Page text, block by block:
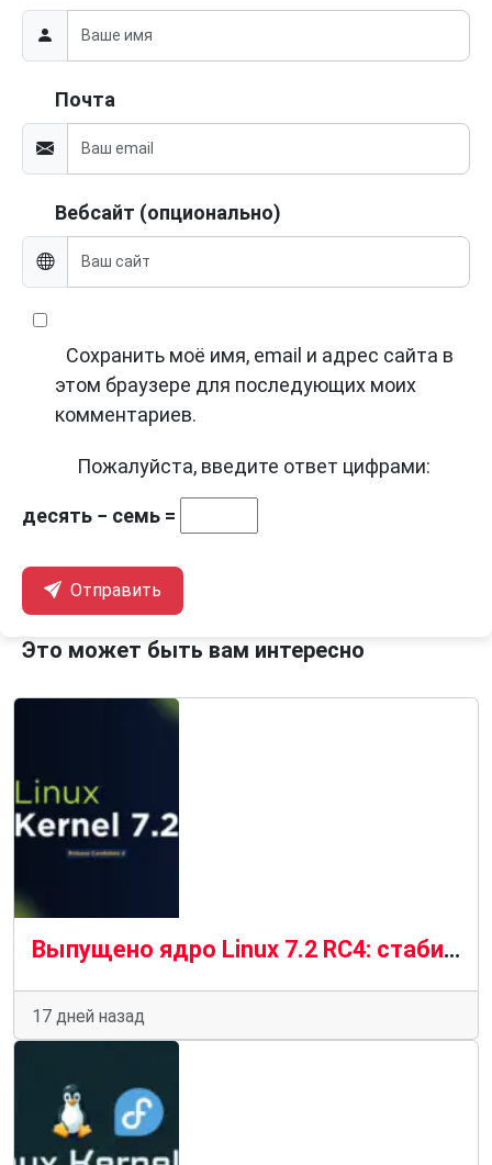
Почта
Вебсайт (опционально)
Сохранить моё имя, email и адрес сайта в
этом браузере для последующих моих
комментариев.
Пожалуйста, введите ответ цифрами:
десять − семь =
Отправить
Это может быть вам интересно
Выпущено ядро ​​Linux 7.2 RC4: стабильный прогресс в условиях «новой нормальности»
17 дней назад